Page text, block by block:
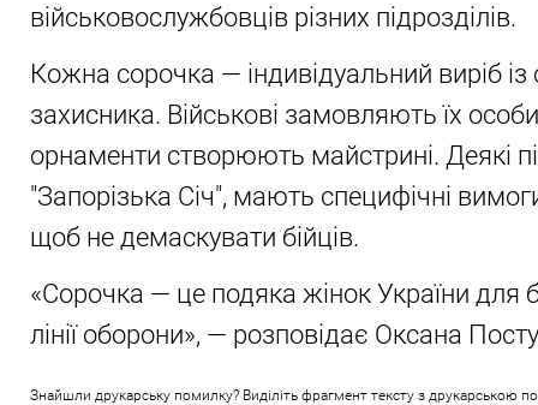
військовослужбовців різних підрозділів.
Кожна сорочка — індивідуальний виріб
захисника. Військові замовляють їх
орнаменти створюють майстрині. Деякі
"Запорізька Січ", мають специфічні
щоб не демаскувати бійців.
«Сорочка — це подяка жінок України для
лінії оборони», — розповідає Оксана
Знайшли друкарську помилку? Виділіть фрагмент тексту з друкарською